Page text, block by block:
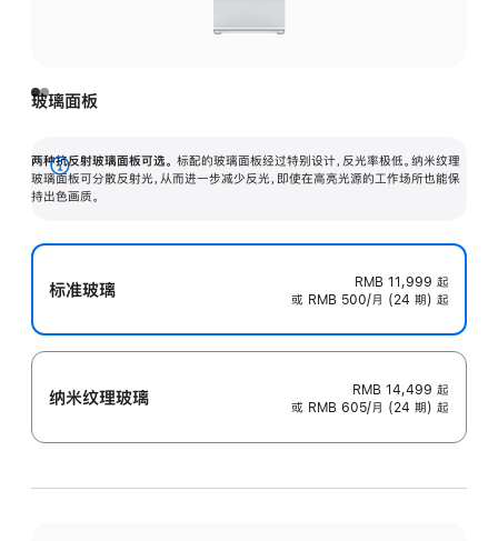
玻璃面板
两种抗反射玻璃面板可选。 标配的玻璃面板经过特别设计，反光率极低。纳米纹理
玻璃面板可分散反射光，从而进一步减少反光，即使在高亮光源的工作场所也能保
持出色画质。
展
开
标准玻璃 RMB 11,999 起
或 RMB 500/月 (24 期) 起
纳米纹理玻璃 RMB 14,499 起
或 RMB 605/月 (24 期) 起